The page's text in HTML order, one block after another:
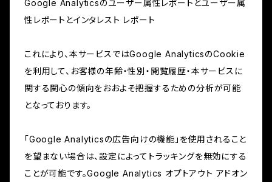
Google Analyticsのユーザー属性レポートとユーザー属
性レポートとインタレスト レポート
これにより、本サービスではGoogle AnalyticsのCookie
を利用して、お客様の年齢・性別・閲覧履歴・本サービスに
関する関心の傾向をおおよそ把握するための分析が可能
となっております。
「Google Analyticsの広告向けの機能」を使用されること
を望まない場合は、設定によってトラッキングを無効にする
ことが可能です。Google Analytics オプトアウト アドオン